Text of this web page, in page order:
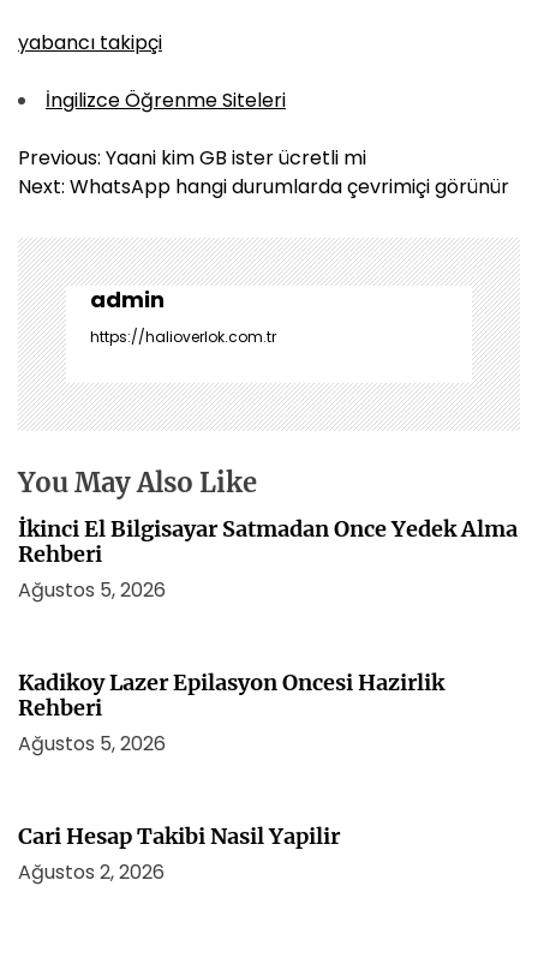
yabancı takipçi
İngilizce Öğrenme Siteleri
Y
a
ı
g
e
z
i
n
m
s
i
Previous: Yaani kim GB ister ücretli mi
Next: WhatsApp hangi durumlarda çevrimiçi görünür
admin
https://halioverlok.com.tr
You May Also Like
İkinci El Bilgisayar Satmadan Once Yedek Alma
Rehberi
Ağustos 5, 2026
Kadikoy Lazer Epilasyon Oncesi Hazirlik
Rehberi
Ağustos 5, 2026
Cari Hesap Takibi Nasil Yapilir
Ağustos 2, 2026